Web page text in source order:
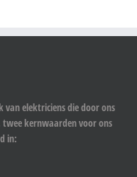
van elektriciens die door ons
kernwaarden voor ons
in: